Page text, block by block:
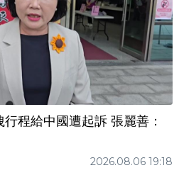
程給中國遭起訴 張麗善：
2026.08.06 19:18